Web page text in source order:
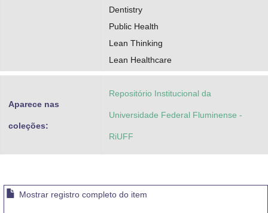
Dentistry
Public Health
Lean Thinking
Lean Healthcare
Aparece nas
coleções:
Repositório Institucional da
Universidade Federal Fluminense -
RiUFF
Mostrar registro completo do item